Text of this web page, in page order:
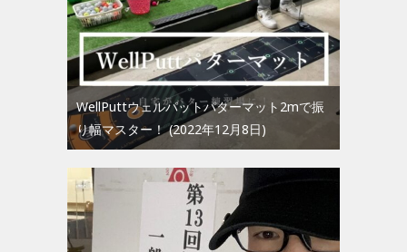
WellPuttウェルパットパターマット2mで振
り幅マスター！ 2022年12月8日